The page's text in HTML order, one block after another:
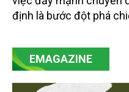
định là bước đột phá
mạnh mẽ, thúc đẩy quá
minh bạch hóa chuỗi
EMAGAZINE